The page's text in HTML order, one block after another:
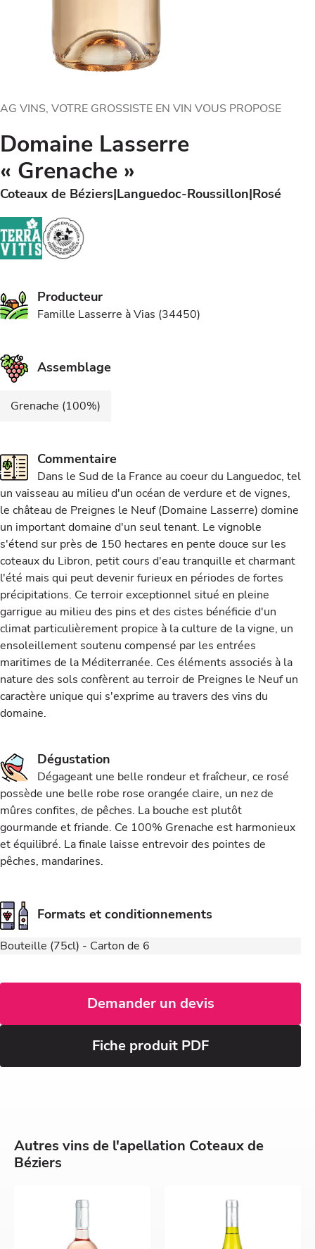
AG VINS, VOTRE GROSSISTE EN VIN VOUS PROPOSE
Domaine Lasserre
« Grenache »
Coteaux de Béziers Languedoc-Roussillon Rosé
Producteur
Famille Lasserre à Vias (34450)
Assemblage
Grenache (100%)
Commentaire
Dans le Sud de la France au coeur du Languedoc, tel
un vaisseau au milieu d'un océan de verdure et de vignes,
le château de Preignes le Neuf (Domaine Lasserre) domine
un important domaine d'un seul tenant. Le vignoble
s'étend sur près de 150 hectares en pente douce sur les
coteaux du Libron, petit cours d'eau tranquille et charmant
l'été mais qui peut devenir furieux en périodes de fortes
précipitations. Ce terroir exceptionnel situé en pleine
garrigue au milieu des pins et des cistes bénéficie d'un
climat particulièrement propice à la culture de la vigne, un
ensoleillement soutenu compensé par les entrées
maritimes de la Méditerranée. Ces éléments associés à la
nature des sols confèrent au terroir de Preignes le Neuf un
caractère unique qui s'exprime au travers des vins du
domaine.
Dégustation
Dégageant une belle rondeur et fraîcheur, ce rosé
possède une belle robe rose orangée claire, un nez de
mûres confites, de pêches. La bouche est plutôt
gourmande et friande. Ce 100% Grenache est harmonieux
et équilibré. La finale laisse entrevoir des pointes de
pêches, mandarines.
Formats et conditionnements
Bouteille (75cl) - Carton de 6
Demander un devis
Fiche produit PDF
Autres vins de l'apellation Coteaux de
Béziers